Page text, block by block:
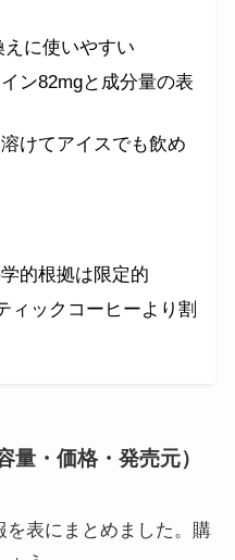
に使いやすい
ン82mgと成分量の表
けてアイスでも飲め
的根拠は限定的
ィックコーヒーより割
量・価格・発売元）
を表にまとめました。購